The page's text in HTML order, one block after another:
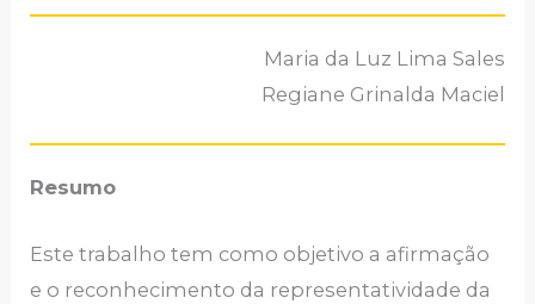
Maria da Luz Lima Sales
Regiane Grinalda Maciel
Resumo
Este trabalho tem como objetivo a afirmação
e o reconhecimento da representatividade da